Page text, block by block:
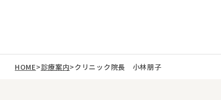
HOME>診療案内>クリニック院長 小林朋子